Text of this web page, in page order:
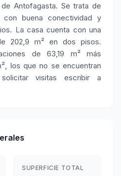
Antofagasta. Se trata de
con buena conectividad y
La casa cuenta con una
202,9 m² en dos pisos.
de 63,19 m² más
los que no se encuentran
visitas escribir a
SUPERFICIE TOTAL